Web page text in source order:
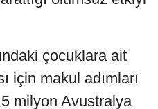
çocuklara ait
için makul adımları
milyon Avustralya